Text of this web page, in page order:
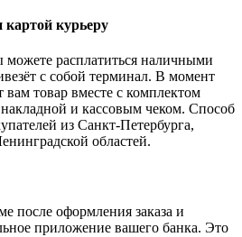
курьеру
можете расплатиться наличными
с собой терминал. В момент
вам товар вместе с комплектом
и кассовым чеком. Способ
из Санкт-Петербурга,
областей.
после оформления заказа и
приложение вашего банка. Это